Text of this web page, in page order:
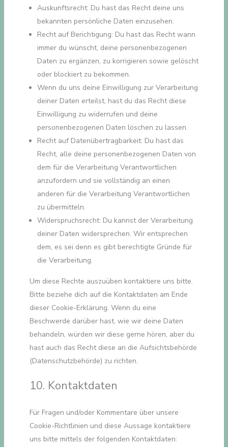
Auskunftsrecht: Du hast das Recht deine uns
bekannten persönliche Daten einzusehen.
Recht auf Berichtigung: Du hast das Recht wann
immer du wünscht, deine personenbezogenen
Daten zu ergänzen, zu korrigieren sowie gelöscht
oder blockiert zu bekommen.
Wenn du uns deine Einwilligung zur Verarbeitung
deiner Daten erteilst, hast du das Recht diese
Einwilligung zu widerrufen und deine
personenbezogenen Daten löschen zu lassen.
Recht auf Datenübertragbarkeit: Du hast das
Recht, alle deine personenbezogenen Daten von
dem für die Verarbeitung Verantwortlichen
anzufordern und sie vollständig an einen
anderen für die Verarbeitung Verantwortlichen
zu übermitteln.
Widerspruchsrecht: Du kannst der Verarbeitung
deiner Daten widersprechen. Wir entsprechen
dem, es sei denn es gibt berechtigte Gründe für
die Verarbeitung.
Um diese Rechte auszuüben kontaktiere uns bitte.
Bitte beziehe dich auf die Kontaktdaten am Ende
dieser Cookie-Erklärung. Wenn du eine
Beschwerde darüber hast, wie wir deine Daten
behandeln, würden wir diese gerne hören, aber du
hast auch das Recht diese an die Aufsichtsbehörde
(Datenschutzbehörde) zu richten.
10. Kontaktdaten
Für Fragen und/oder Kommentare über unsere
Cookie-Richtlinien und diese Aussage kontaktiere
uns bitte mittels der folgenden Kontaktdaten: